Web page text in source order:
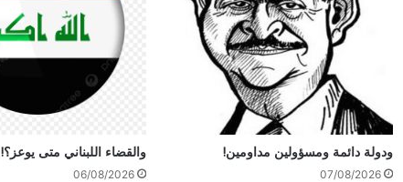
ودولة دائمة ومسؤولين مداومين!
07/08/2026
والقضاء اللبناني متى يوعز؟!
06/08/2026